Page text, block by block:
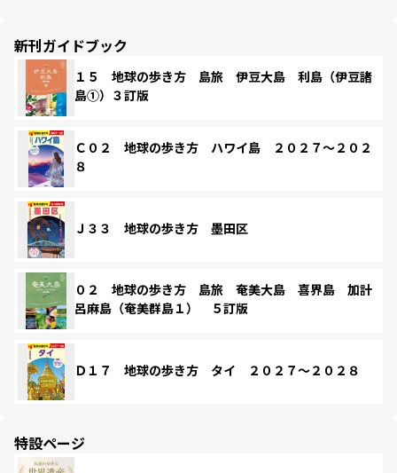
新刊ガイドブック
１５ 地球の歩き方 島旅 伊豆大島 利島（伊豆諸
島①）３訂版
Ｃ０２ 地球の歩き方 ハワイ島 ２０２７～２０２
８
Ｊ３３ 地球の歩き方 墨田区
０２ 地球の歩き方 島旅 奄美大島 喜界島 加計
呂麻島（奄美群島１） ５訂版
Ｄ１７ 地球の歩き方 タイ ２０２７～２０２８
特設ページ